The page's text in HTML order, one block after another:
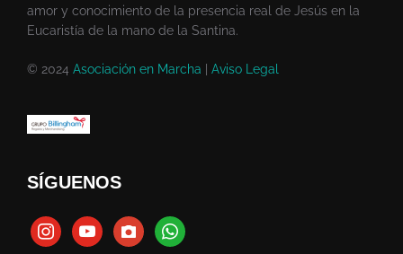
amor y conocimiento de la presencia real de Jesús en la
Eucaristía de la mano de la Santina.
© 2024 Asociación en Marcha | Aviso Legal
SÍGUENOS